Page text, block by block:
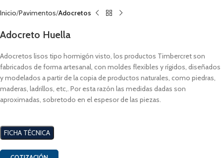
Inicio Pavimentos Adocretos
Adocreto Huella
Adocretos lisos tipo hormigón visto, los productos Timbercret son
fabricados de forma artesanal, con moldes flexibles y rígidos, diseñados
y modelados a partir de la copia de productos naturales, como piedras,
maderas, ladrillos, etc,. Por esta razón las medidas dadas son
aproximadas, sobretodo en el espesor de las piezas.
FICHA TÉCNICA